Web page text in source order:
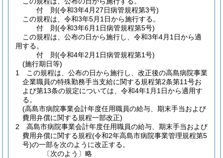
付 則(令和3年4月27日病管規程第3号)
この規程は、令和3年5月1日から施行する。
付 則(令和3年6月1日病管規程第5号)
この規程は、公布の日から施行し、令和3年4月1日から適
用する。
付 則(令和4年2月1日病管規程第1号)
(施行期日等)
1
この規程は、公布の日から施行し、改正後の高島病院事業
企業職員の特殊勤務手当支給に関する規程第2条第11号お
よび第13条の規定については、令和4年1月1日から適用す
る。
(高島市病院事業会計年度任用職員の給与、期末手当および
費用弁償に関する規程一部改正)
2
高島市病院事業会計年度任用職員の給与、期末手当および
費用弁償に関する規程(令和2年高島市病院事業管理規程第5
号)の一部を次のように改正する。
〔次のよう〕略